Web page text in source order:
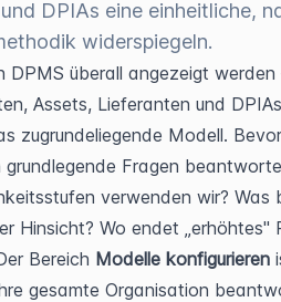
DPIAs eine einheitliche,
widerspiegeln.
DPMS überall angezeigt werden
Assets, Lieferanten und
zugrundeliegende Modell.
grundlegende Fragen
verwenden wir? Was
Hinsicht? Wo endet „erhöhtes"
Bereich Modelle konfigurieren
gesamte Organisation